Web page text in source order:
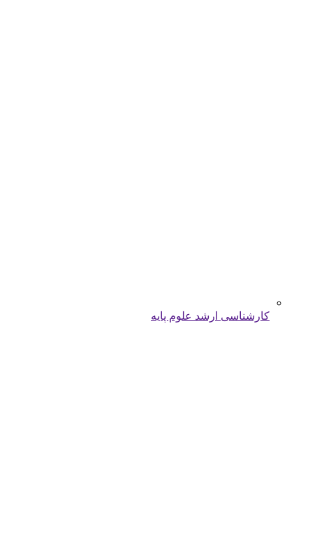
کارشناسی ارشد علوم پایه